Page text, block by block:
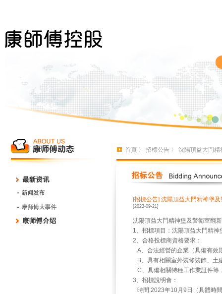
首頁 〉 招標公告 〉 沈陽頂益大門
[招標公告] 沈陽頂益大門精神堡
[2023-09-21]
沈陽頂益大門精神堡及警衛室翻
1、招標項目：沈陽頂益大門精
2、合格投標商資格要求：
A、合法經營的企業（具備有效
B、具有相關室外裝修裝飾、土
C、具備相關特種工作業証件等
3、招標說明會：
時間:2023年10月9日（具體時